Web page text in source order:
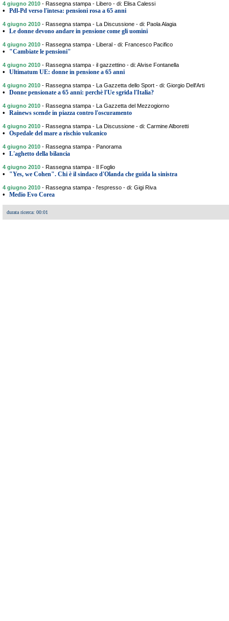
4 giugno 2010 - Rassegna stampa - Libero - di: Elisa Calessi
• Pdl-Pd verso l'intesa: pensioni rosa a 65 anni
4 giugno 2010 - Rassegna stampa - La Discussione - di: Paola Alagia
• Le donne devono andare in pensione come gli uomini
4 giugno 2010 - Rassegna stampa - Liberal - di: Francesco Pacifico
• "Cambiate le pensioni"
4 giugno 2010 - Rassegna stampa - il gazzettino - di: Alvise Fontanella
• Ultimatum UE: donne in pensione a 65 anni
4 giugno 2010 - Rassegna stampa - La Gazzetta dello Sport - di: Giorgio Dell'Arti
• Donne pensionate a 65 anni: perchè l'Ue sgrida l'Italia?
4 giugno 2010 - Rassegna stampa - La Gazzetta del Mezzogiorno
• Rainews scende in piazza contro l'oscuramento
4 giugno 2010 - Rassegna stampa - La Discussione - di: Carmine Alboretti
• Ospedale del mare a rischio vulcanico
4 giugno 2010 - Rassegna stampa - Panorama
• L'aghetto della bilancia
4 giugno 2010 - Rassegna stampa - Il Foglio
• "Yes, we Cohen". Chi è il sindaco d'Olanda che guida la sinistra
4 giugno 2010 - Rassegna stampa - l'espresso - di: Gigi Riva
• Medio Evo Corea
durata ricerca: 00:01